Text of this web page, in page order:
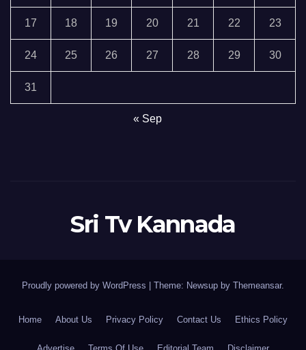
17 18 19 20 21 22 23
24 25 26 27 28 29 30
31
« Sep
Sri Tv Kannada
Proudly powered by WordPress Theme: Newsup by Themeansar.
Home About Us Privacy Policy Contact Us Ethics Policy